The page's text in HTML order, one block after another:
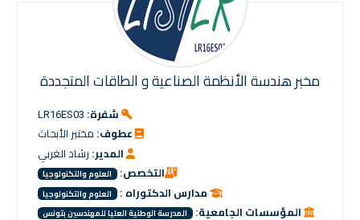
مخبر ھندسة الأنظمة الصناعية و الطاقات المتجددة
شفرة: LR16ES03
عطوف: مختبر الأبحاث
المدير: رشاد الغربي
التخصص:
العلوم والتكنولوجيا
مدارس الدكتوراه : العلوم والتكنولوجيا
المؤسسات الجامعية: المدرسة الوطنية العليا للمهندسين بتونس